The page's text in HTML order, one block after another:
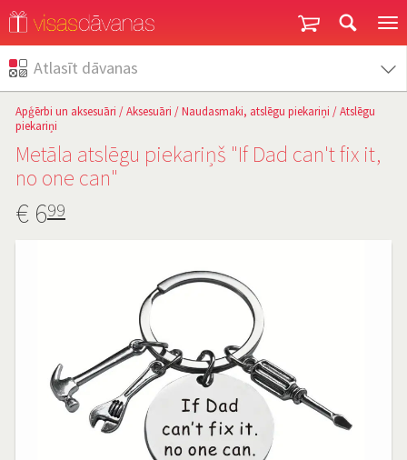
Atlasīt dāvanas
Apģērbi un aksesuāri /Aksesuāri /Naudasmaki, atslēgu piekariņi /Atslēgu
piekariņi
Metāla atslēgu piekariņš "If Dad can't fix it,
no one can"
€ 699